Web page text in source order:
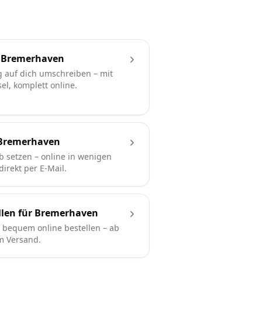
auf dich umschreiben – mit
komplett online.
setzen – online in wenigen
per E-Mail.
für Bremerhaven
online bestellen – ab
Versand.